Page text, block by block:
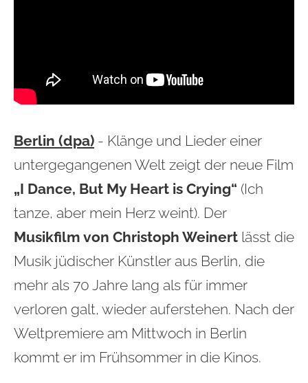
Berlin (dpa) - Klänge und Lieder einer
untergegangenen Welt zeigt der neue Film
„I Dance, But My Heart is Crying“ (Ich
tanze, aber mein Herz weint). Der
Musikfilm von Christoph Weinert lässt die
Musik jüdischer Künstler aus Berlin, die
mehr als 70 Jahre lang als für immer
verloren galt, wieder auferstehen. Nach der
Weltpremiere am Mittwoch in Berlin
kommt er im Frühsommer in die Kinos.